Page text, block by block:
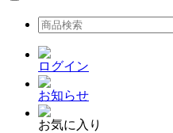
ログイン
お知らせ
お気に入り